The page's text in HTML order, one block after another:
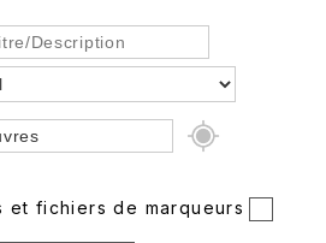
et fichiers de marqueurs